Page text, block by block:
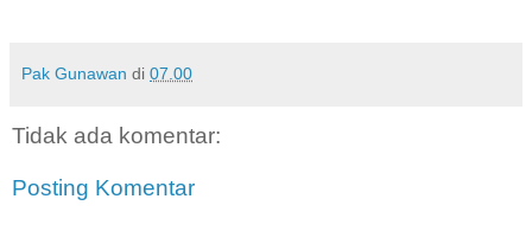
Pak Gunawan di 07.00
Tidak ada komentar:
Posting Komentar